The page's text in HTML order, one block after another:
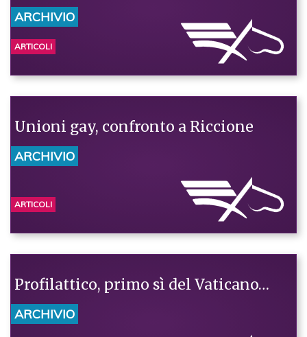
ARCHIVIO
ARTICOLI
Unioni gay, confronto a Riccione
ARCHIVIO
ARTICOLI
Profilattico, primo sì del Vaticano…
ARCHIVIO